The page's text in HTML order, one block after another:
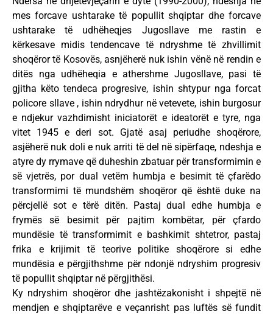
mes forcave ushtarake të popullit shqiptar dhe forcave
ushtarake të udhëheqjes Jugosllave me rastin e
kërkesave midis tendencave të ndryshme të zhvillimit
shoqëror të Kosovës, asnjëherë nuk ishin vënë në rendin e
ditës nga udhëheqia e athershme Jugosllave, pasi të
gjitha këto tendeca progresive, ishin shtypur nga forcat
policore sllave , ishin ndrydhur në vetevete, ishin burgosur
e ndjekur vazhdimisht iniciatorët e ideatorët e tyre, nga
vitet 1945 e deri sot. Gjatë asaj periudhe shoqërore,
asjëherë nuk doli e nuk arriti të del në sipërfaqe, ndeshja e
atyre dy rrymave që duheshin zbatuar për transformimin e
së vjetrës, por dual vetëm humbja e besimit të çfarëdo
transformimi të mundshëm shoqëror që është duke na
përcjellë sot e tërë ditën. Pastaj dual edhe humbja e
frymës së besimit për pajtim kombëtar, për çfardo
mundësie të transformimit e bashkimit shtetror, pastaj
frika e krijimit të teorive politike shoqërore si edhe
mundësia e përgjithshme për ndonjë ndryshim progresiv
të popullit shqiptar në përgjithësi.
Ky ndryshim shoqëror dhe jashtëzakonisht i shpejtë në
mendjen e shqiptarëve e veçanrisht pas luftës së fundit